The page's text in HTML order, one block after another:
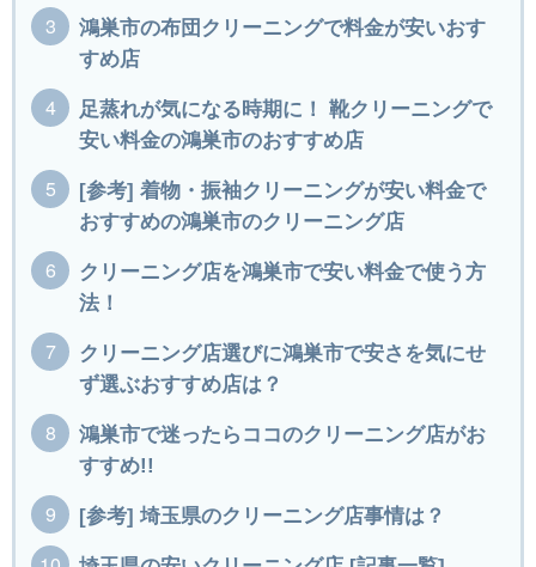
鴻巣市の布団クリーニングで料金が安いおす
すめ店
足蒸れが気になる時期に！ 靴クリーニングで
安い料金の鴻巣市のおすすめ店
[参考] 着物・振袖クリーニングが安い料金で
おすすめの鴻巣市のクリーニング店
クリーニング店を鴻巣市で安い料金で使う方
法！
クリーニング店選びに鴻巣市で安さを気にせ
ず選ぶおすすめ店は？
鴻巣市で迷ったらココのクリーニング店がお
すすめ!!
[参考] 埼玉県のクリーニング店事情は？